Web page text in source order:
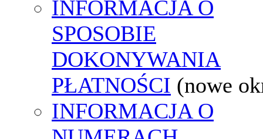
INFORMACJA O
SPOSOBIE
DOKONYWANIA
PŁATNOŚCI (nowe
INFORMACJA O